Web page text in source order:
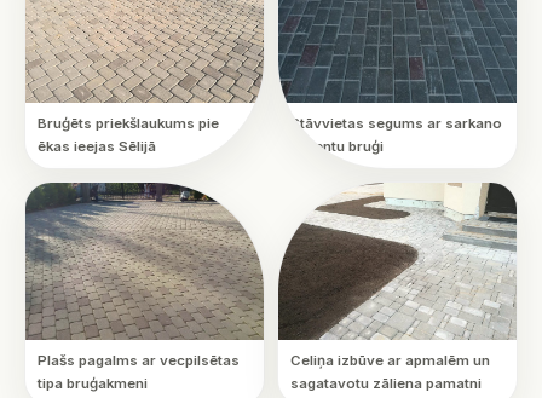
Bruģēts priekšlaukums pie
ēkas ieejas Sēlijā
Stāvvietas segums ar sarkano
akcentu bruģi
Plašs pagalms ar vecpilsētas
tipa bruģakmeni
Celiņa izbūve ar apmalēm un
sagatavotu zāliena pamatni